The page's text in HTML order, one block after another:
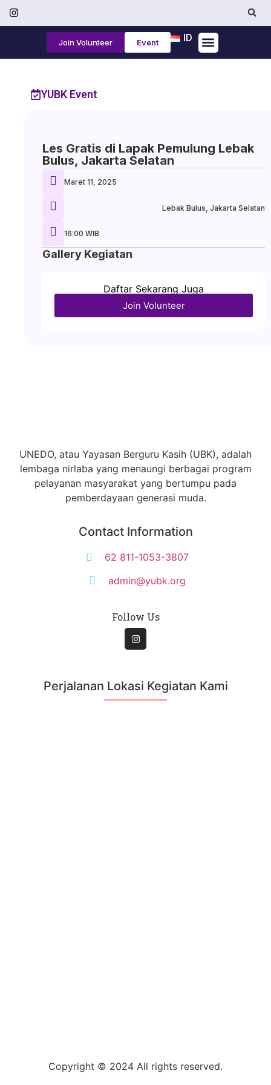
ID
Join Volunteer Event
YUBK Event
Les Gratis di Lapak Pemulung Lebak
Bulus, Jakarta Selatan
Maret 11, 2025
Lebak Bulus, Jakarta Selatan
16:00 WIB
Gallery Kegiatan
Daftar Sekarang Juga
Join Volunteer
UNEDO, atau Yayasan Berguru Kasih (UBK), adalah
lembaga nirlaba yang menaungi berbagai program
pelayanan masyarakat yang bertumpu pada
pemberdayaan generasi muda.
Contact Information
62 811-1053-3807
admin@yubk.org
Follow Us
Perjalanan Lokasi Kegiatan Kami
Copyright © 2024 All rights reserved.